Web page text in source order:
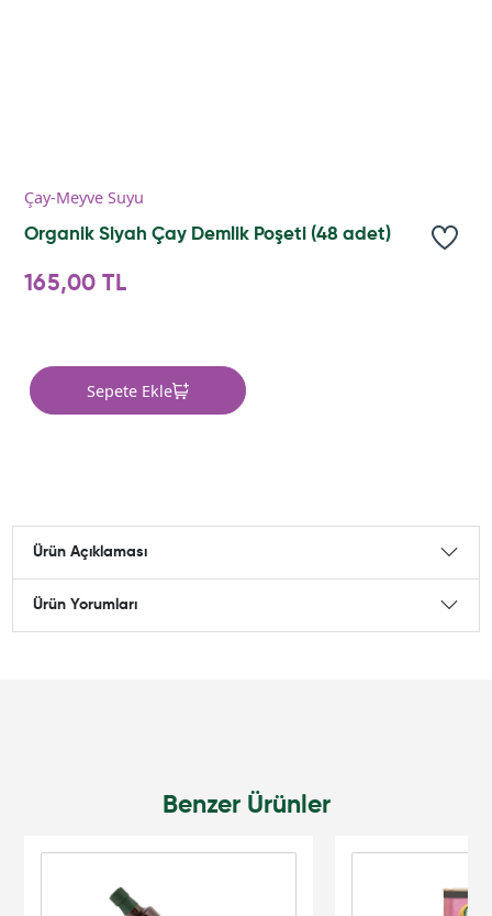
Çay-Meyve Suyu
Organik Siyah Çay Demlik Poşeti (48 adet)
165,00 TL
Sepete Ekle
Ürün Açıklaması
Ürün Yorumları
Benzer Ürünler